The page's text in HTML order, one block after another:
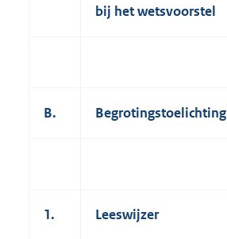
bij het wetsvoorstel
B. Begrotingstoelichting
1. Leeswijzer